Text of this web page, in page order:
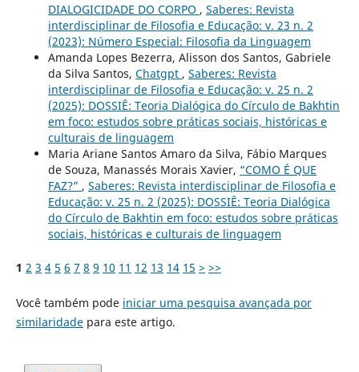
DIALOGICIDADE DO CORPO , Saberes: Revista
interdisciplinar de Filosofia e Educação: v. 23 n. 2
(2023): Número Especial: Filosofia da Linguagem
Amanda Lopes Bezerra, Alisson dos Santos, Gabriele
da Silva Santos, Chatgpt , Saberes: Revista
interdisciplinar de Filosofia e Educação: v. 25 n. 2
(2025): DOSSIÊ: Teoria Dialógica do Círculo de Bakhtin
em foco: estudos sobre práticas sociais, históricas e
culturais de linguagem
Maria Ariane Santos Amaro da Silva, Fábio Marques
de Souza, Manassés Morais Xavier, “COMO É QUE
FAZ?” , Saberes: Revista interdisciplinar de Filosofia e
Educação: v. 25 n. 2 (2025): DOSSIÊ: Teoria Dialógica
do Círculo de Bakhtin em foco: estudos sobre práticas
sociais, históricas e culturais de linguagem
1 2 3 4 5 6 7 8 9 10 11 12 13 14 15 > >>
Você também pode iniciar uma pesquisa avançada por
similaridadepara este artigo.